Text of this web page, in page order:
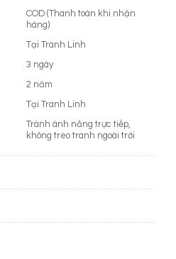
COD (Thanh toán khi nhận
hàng)
Tại Tranh Linh
3 ngày
2 năm
Tại Tranh Linh
Tránh ánh nắng trực tiếp,
không treo tranh ngoài trời